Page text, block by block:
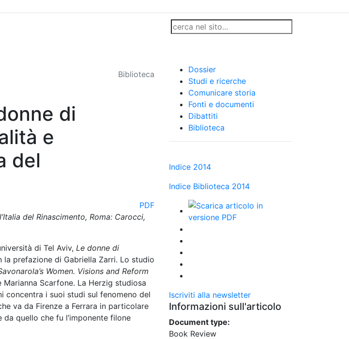
Biblioteca
di
e
del
PDF
del Rinascimento, Roma: Carocci,
di Tel Aviv, Le donne di
la prefazione di Gabriella Zarri. Lo studio
Women. Visions and Reform
Scarfone. La Herzig studiosa
concentra i suoi studi sul fenomeno del
va da Firenze a Ferrara in particolare
quello che fu l’imponente filone
Dossier
Studi e ricerche
Comunicare storia
Fonti e documenti
Dibattiti
Biblioteca
Indice 2014
Indice Biblioteca 2014
Iscriviti alla newsletter
Informazioni sull'articolo
Document type:
Book Review